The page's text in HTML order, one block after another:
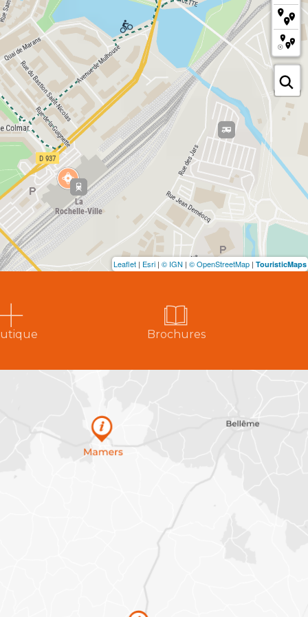
Leaflet | Esri | © IGN | © OpenStreetMap | TouristicMaps
Brochures